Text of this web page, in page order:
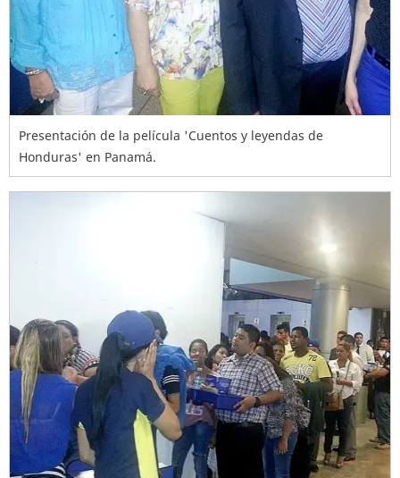
Presentación de la película 'Cuentos y leyendas de
Honduras' en Panamá.